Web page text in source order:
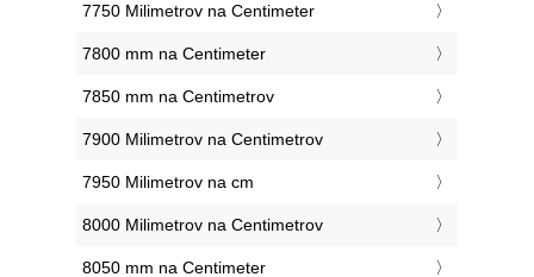
7750 Milimetrov na Centimeter
7800 mm na Centimeter
7850 mm na Centimetrov
7900 Milimetrov na Centimetrov
7950 Milimetrov na cm
8000 Milimetrov na Centimetrov
8050 mm na Centimeter